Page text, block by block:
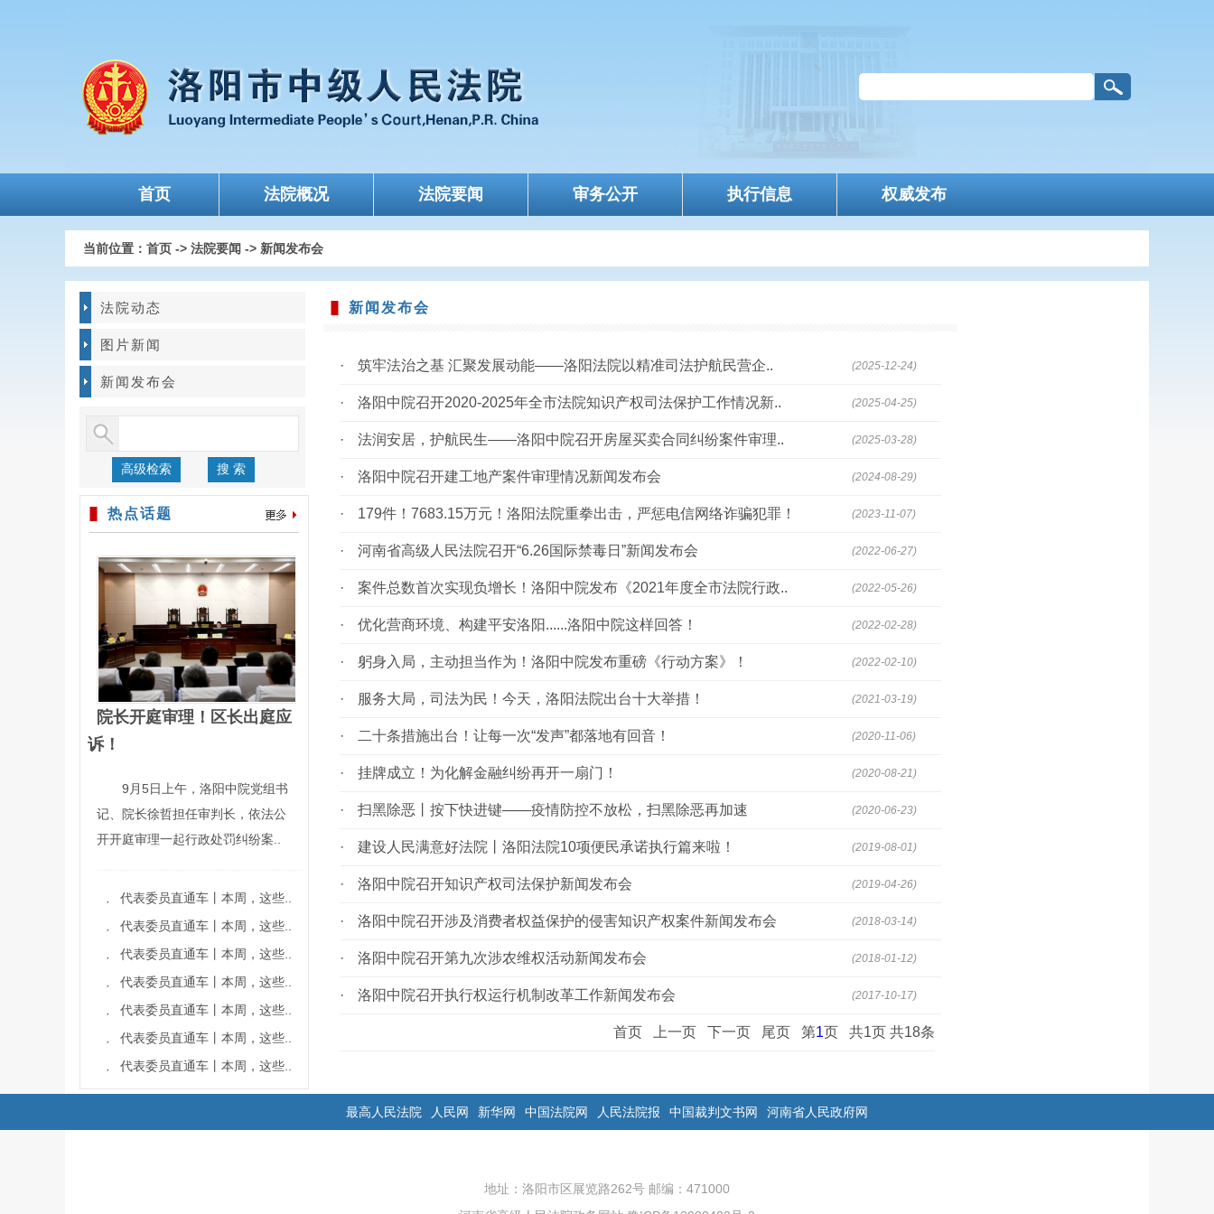
首页 法院概况 法院要闻 审务公开 执行信息 权威发布
当前位置： 首页 -> 法院要闻 -> 新闻发布会
法院动态
图片新闻
新闻发布会
高级检索 搜 索
热点话题
院长开庭审理！区长出庭应
诉！
9月5日上午，洛阳中院党组书
记、院长徐哲担任审判长，依法公
开开庭审理一起行政处罚纠纷案..
· 代表委员直通车丨本周，这些..
· 代表委员直通车丨本周，这些..
· 代表委员直通车丨本周，这些..
· 代表委员直通车丨本周，这些..
· 代表委员直通车丨本周，这些..
· 代表委员直通车丨本周，这些..
· 代表委员直通车丨本周，这些..
新闻发布会
· 筑牢法治之基 汇聚发展动能——洛阳法院以精准司法护航民营企.. (2025-12-24)
· 洛阳中院召开2020-2025年全市法院知识产权司法保护工作情况新.. (2025-04-25)
· 法润安居，护航民生——洛阳中院召开房屋买卖合同纠纷案件审理.. (2025-03-28)
· 洛阳中院召开建工地产案件审理情况新闻发布会 (2024-08-29)
· 179件！7683.15万元！洛阳法院重拳出击，严惩电信网络诈骗犯罪！ (2023-11-07)
· 河南省高级人民法院召开“6.26国际禁毒日”新闻发布会 (2022-06-27)
· 案件总数首次实现负增长！洛阳中院发布《2021年度全市法院行政.. (2022-05-26)
· 优化营商环境、构建平安洛阳......洛阳中院这样回答！ (2022-02-28)
· 躬身入局，主动担当作为！洛阳中院发布重磅《行动方案》！ (2022-02-10)
· 服务大局，司法为民！今天，洛阳法院出台十大举措！ (2021-03-19)
· 二十条措施出台！让每一次“发声”都落地有回音！ (2020-11-06)
· 挂牌成立！为化解金融纠纷再开一扇门！ (2020-08-21)
· 扫黑除恶丨按下快进键——疫情防控不放松，扫黑除恶再加速 (2020-06-23)
· 建设人民满意好法院丨洛阳法院10项便民承诺执行篇来啦！ (2019-08-01)
· 洛阳中院召开知识产权司法保护新闻发布会 (2019-04-26)
· 洛阳中院召开涉及消费者权益保护的侵害知识产权案件新闻发布会 (2018-03-14)
· 洛阳中院召开第九次涉农维权活动新闻发布会 (2018-01-12)
· 洛阳中院召开执行权运行机制改革工作新闻发布会 (2017-10-17)
首页 上一页 下一页 尾页 第1页 共1页 共18条
最高人民法院 人民网 新华网 中国法院网 人民法院报 中国裁判文书网 河南省人民政府网
地址：洛阳市区展览路262号 邮编：471000